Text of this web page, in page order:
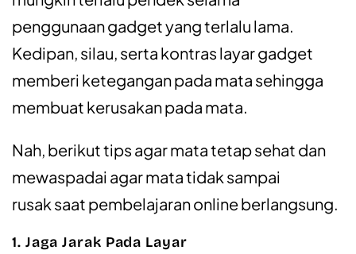
penggunaan gadget yang terlalu lama.
Kedipan, silau, serta kontras layar gadget
memberi ketegangan pada mata sehingga
membuat kerusakan pada mata.
Nah, berikut tips agar mata tetap sehat dan
mewaspadai agar mata tidak sampai
rusak saat pembelajaran online berlangsung.
1. Jaga Jarak Pada Layar